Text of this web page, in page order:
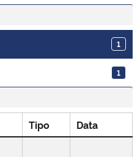
e Comunicações
1
1
Tipo
Data